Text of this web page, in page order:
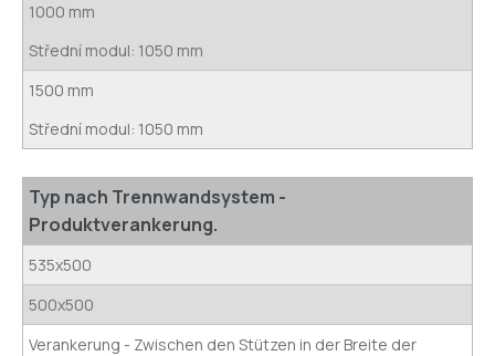
1000 mm
Střední modul: 1050 mm
1500 mm
Střední modul: 1050 mm
Typ nach Trennwandsystem -
Produktverankerung.
535x500
500x500
Verankerung - Zwischen den Stützen in der Breite der